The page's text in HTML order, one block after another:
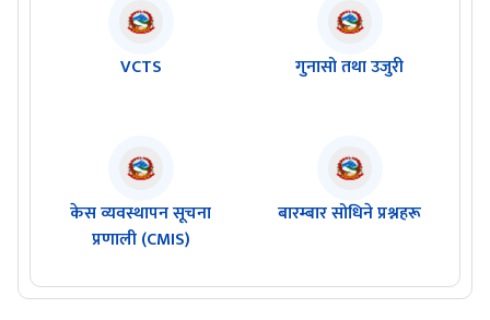
VCTS गुनासो तथा उजुरी
केस व्यवस्थापन सूचना
प्रणाली (CMIS)
बारम्बार सोधिने प्रश्नहरू